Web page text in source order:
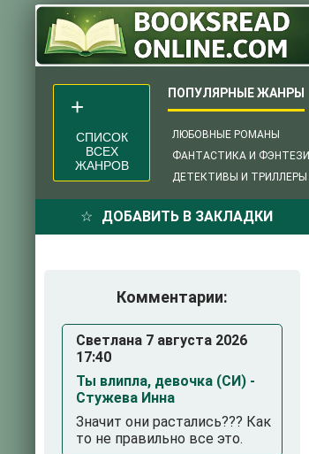
ЛЮБОВНЫЕ РОМАНЫ
ФАНТАСТИКА И ФЭНТЕЗИ
ДЕТЕКТИВЫ И ТРИЛЛЕРЫ
СПИСОК
ВСЕХ
ЖАНРОВ
ДОБАВИТЬ В ЗАКЛАДКИ
Комментарии:
Светлана 7 августа 2026
17:40
Ты влипла, девочка (СИ) -
Стужева Инна
Значит они растались??? Как
то не правильно все это.